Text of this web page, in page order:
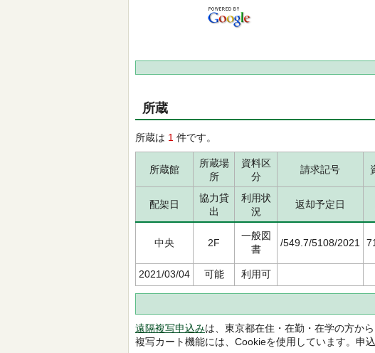
所蔵
所蔵は 1 件です。
所蔵館
所蔵場
所
資料区
分
請求記号
配架日
協力貸
出
利用状
況
返却予定日
中央 2F
一般図
書
/549.7/5108/2021
2021/03/04 可能 利用可
遠隔複写申込みは、東京都在住・在勤・在学の方から
複写カート機能には、Cookieを使用しています。申